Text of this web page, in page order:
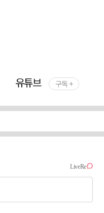
유튜브 구독 +